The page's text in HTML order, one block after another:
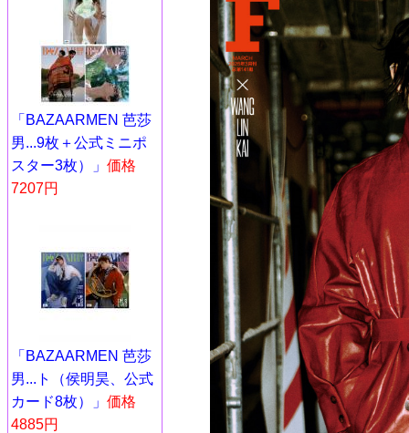
「BAZAARMEN 芭莎
男...9枚＋公式ミニポ
スター3枚）」 価格
7207円
「BAZAARMEN 芭莎
男...ト（侯明昊、公式
カード8枚）」 価格
4885円